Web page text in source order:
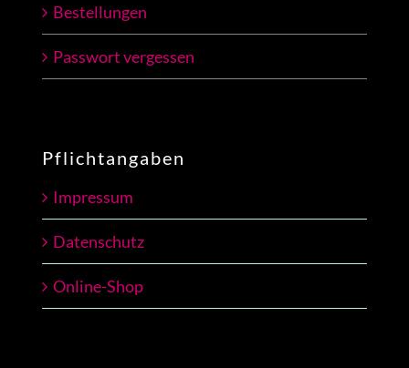
Bestellungen
Passwort vergessen
Pflichtangaben
Impressum
Datenschutz
Online-Shop